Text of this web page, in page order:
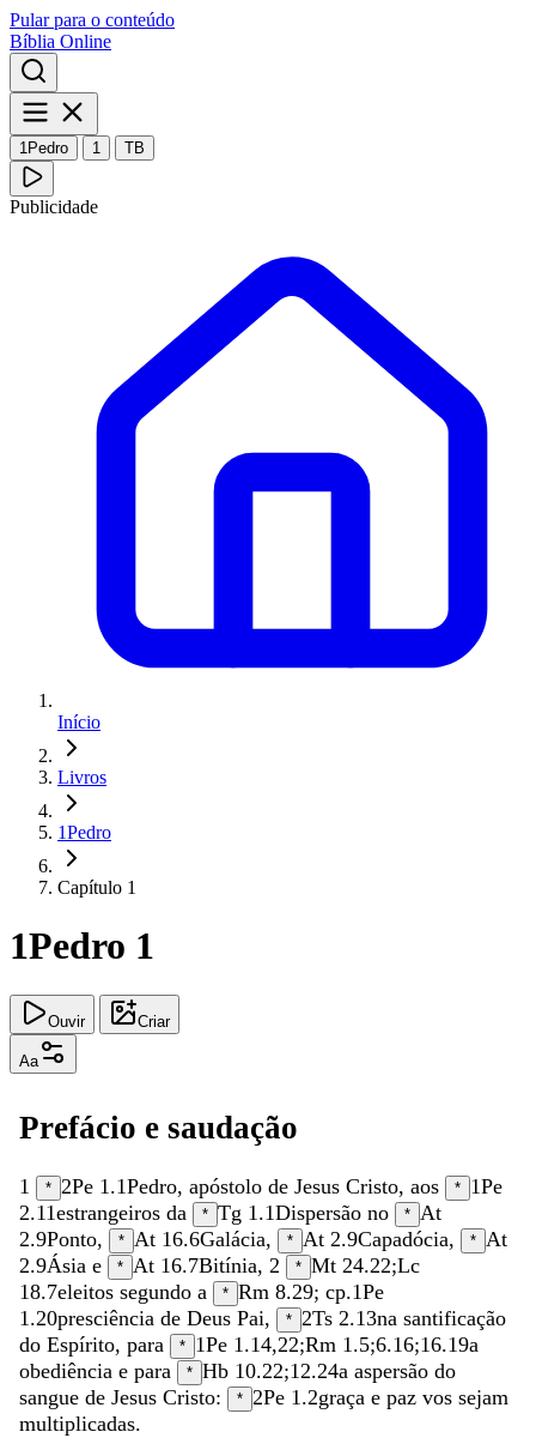
Pular para o conteúdo
Bíblia Online
1Pedro 1 TB
Publicidade
Início
Livros
1Pedro
Capítulo 1
1Pedro 1
Ouvir Criar
Aa
Prefácio e saudação
1 * 2Pe 1.1Pedro, apóstolo de Jesus Cristo, aos * 1Pe
2.11estrangeiros da * Tg 1.1Dispersão no * At
2.9Ponto, * At 16.6Galácia, * At 2.9Capadócia, * At
2.9Ásia e * At 16.7Bitínia, 2 * Mt 24.22;Lc
18.7eleitos segundo a * Rm 8.29; cp.1Pe
1.20presciência de Deus Pai, * 2Ts 2.13na santificação
do Espírito, para * 1Pe 1.14,22;Rm 1.5;6.16;16.19a
obediência e para * Hb 10.22;12.24a aspersão do
sangue de Jesus Cristo: * 2Pe 1.2graça e paz vos sejam
multiplicadas.